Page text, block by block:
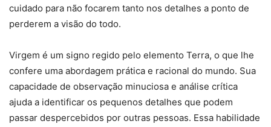
cuidado para não focarem tanto nos detalhes a ponto de
perderem a visão do todo.
Virgem é um signo regido pelo elemento Terra, o que lhe
confere uma abordagem prática e racional do mundo. Sua
capacidade de observação minuciosa e análise crítica
ajuda a identificar os pequenos detalhes que podem
passar despercebidos por outras pessoas. Essa habilidade